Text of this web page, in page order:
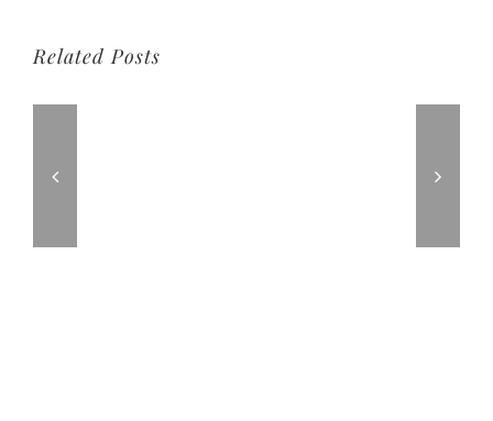
Related Posts